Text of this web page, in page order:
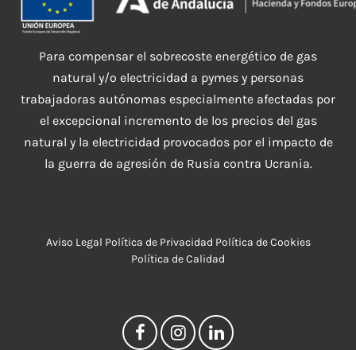
Para compensar el sobrecoste energético de gas
natural y/o electricidad a pymes y personas
trabajadoras autónomas especialmente afectadas por
el excepcional incremento de los precios del gas
natural y la electricidad provocados por el impacto de
la guerra de agresión de Rusia contra Ucrania.
Aviso Legal Política de Privacidad Política de Cookies
Política de Calidad